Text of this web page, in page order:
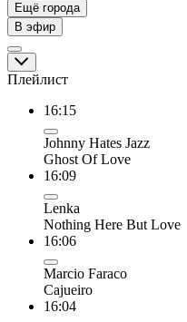
Ещё города
В эфир
Плейлист
16:15
Johnny Hates Jazz
Ghost Of Love
16:09
Lenka
Nothing Here But Love
16:06
Marcio Faraco
Cajueiro
16:04